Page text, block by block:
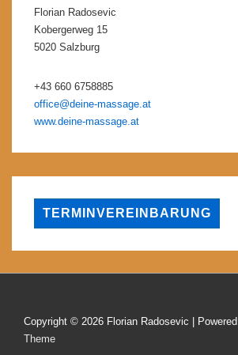
Florian Radosevic
Kobergerweg 15
5020 Salzburg
+43 660 6758885
office@deine-massage.at
www.deine-massage.at
Copyright © 2026 Florian Radosevic |
Theme